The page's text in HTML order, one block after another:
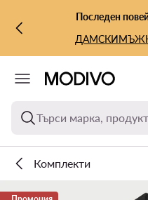
КЪМ ОСНОВНОТО
КЪМ ТЪРСЕНЕПоследен
ДАМСКИ
Търси марка,
Комплекти